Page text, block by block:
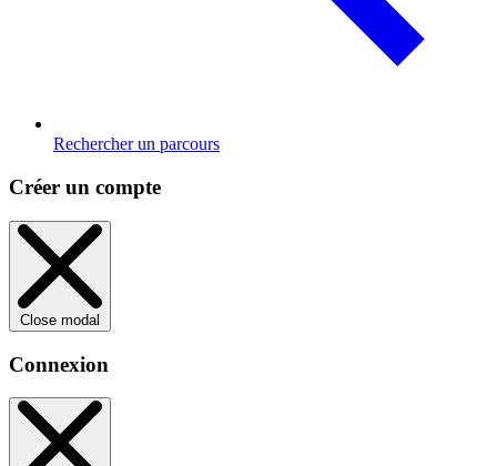
Rechercher un parcours
Créer un compte
Close modal
Connexion